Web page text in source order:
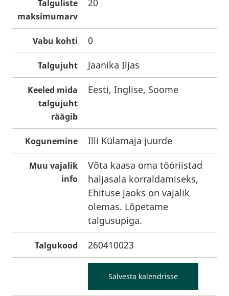
Talguliste
maksimumarv
20
Vabu kohti 0
Talgujuht Jaanika Iljas
Keeled mida
talgujuht
räägib
Eesti, Inglise, Soome
Kogunemine Illi Külamaja juurde
Muu vajalik
info
Võta kaasa oma tööriistad
haljasala korraldamiseks,
Ehituse jaoks on vajalik
olemas. Lõpetame
talgusupiga.
Talgukood 260410023
Salvesta kalendrisse